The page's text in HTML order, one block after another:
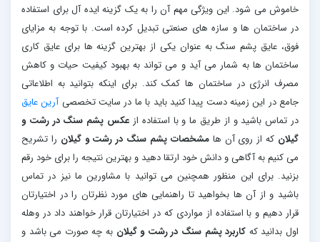
خاموش می شود. این ویژگی مهم آن را به یک گزینه ایده آل برای استفاده
در ساختمان ها و سازه های صنعتی تبدیل کرده است. با توجه به مزایای
فوق، عایق پشم سنگ به عنوان یکی از بهترین گزینه ها برای عایق کاری
ساختمان ها به شمار می آید و می تواند به بهبود کیفیت حیات و کاهش
مصرف انرژی در ساختمان ها کمک کند. برای اینکه بتوانید به اطلاعاتی
جامع در این زمینه دست پیدا کنید باید با ما در سایت تخصصیآرین عایق
در تماس باشید و از طریق ما و با استفاده از عکس پشم سنگ در رشت و
گیلان که از روی آن هامشخصات پشم سنگ در رشت و گیلان را تشریح
می کنیم به آگاهی و دانش خود ارتقا دهید و بهترین نتیجه را برای خود رقم
بزنید. برای این منظور همچنین می توانید با مشاورین ما نیز در تماس
باشید و از آن ها بخواهید تا راهنمایی های مورد نظرتان را در اختیارتان
قرار دهیم و با استفاده از مواردی که در اختیارتان قرار خواهند داد در وهله
اول بدانید که کاربرد پشم سنگ در رشت و گیلان به چه صورت می باشد و